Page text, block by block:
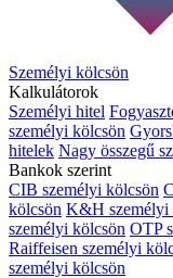
Személyi kölcsön
Kalkulátorok
Személyi hitel
személyi kölcsön
hitelek Nagy összegű
Bankok szerint
CIB személyi kölcsön
kölcsön K&H személyi
személyi kölcsön OTP
Raiffeisen személyi
személyi kölcsön